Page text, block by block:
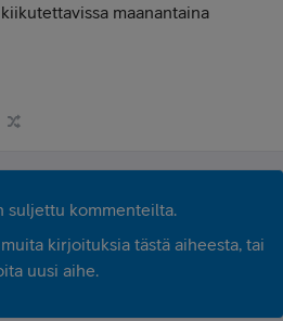
maanantaina
suljettu kommenteilta.
kirjoituksia tästä aiheesta, tai
uusi aihe.